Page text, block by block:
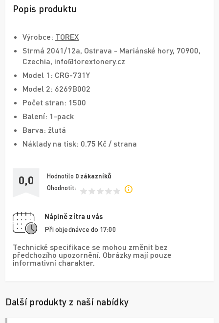
Popis produktu
Výrobce: TOREX
Strmá 2041/12a, Ostrava - Mariánské hory, 70900,
Czechia, info@torextonery.cz
Model 1: CRG-731Y
Model 2: 6269B002
Počet stran: 1500
Balení: 1-pack
Barva: žlutá
Náklady na tisk: 0.75 Kč / strana
0,0 Hodnotilo 0 zákazníků
Ohodnotit:
Náplně zítra u vás
Při objednávce do 17:00
Technické specifikace se mohou změnit bez
předchozího upozornění. Obrázky mají pouze
informativní charakter.
Další produkty z naší nabídky